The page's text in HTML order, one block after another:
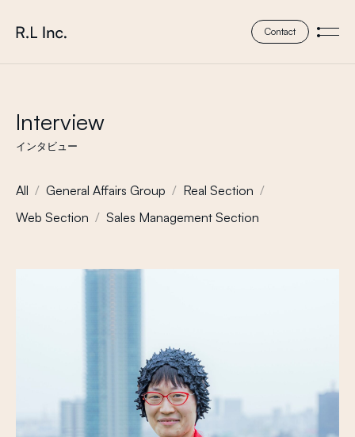
株式会社 エール・エル
Contact
インタビュー
Interview
All General Affairs Group
Real Section
Web Section
Sales Management Section